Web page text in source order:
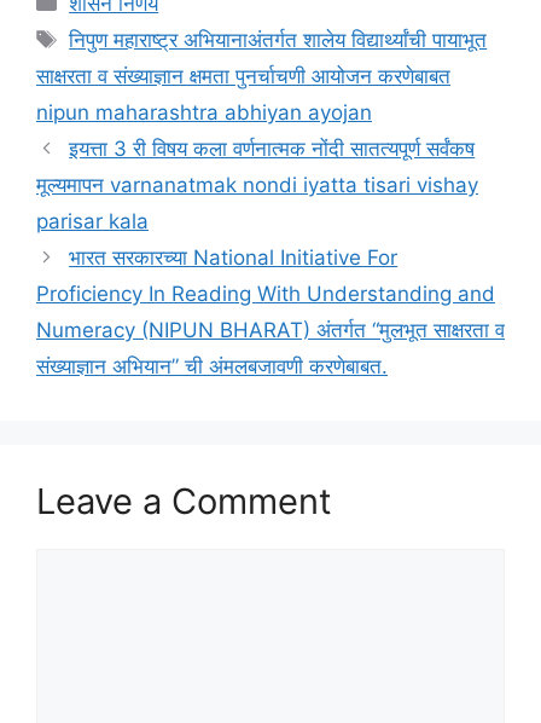
Tags
निपुण महाराष्ट्र अभियानाअंतर्गत शालेय विद्यार्थ्यांची पायाभूत
साक्षरता व संख्याज्ञान क्षमता पुनर्चाचणी आयोजन करणेबाबत
nipun maharashtra abhiyan ayojan
इयत्ता 3 री विषय कला वर्णनात्मक नोंदी सातत्यपूर्ण सर्वंकष
मूल्यमापन varnanatmak nondi iyatta tisari vishay
parisar kala
भारत सरकारच्या National Initiative For
Proficiency In Reading With Understanding and
Numeracy (NIPUN BHARAT) अंतर्गत “मुलभूत साक्षरता व
संख्याज्ञान अभियान” ची अंमलबजावणी करणेबाबत.
Leave a Comment